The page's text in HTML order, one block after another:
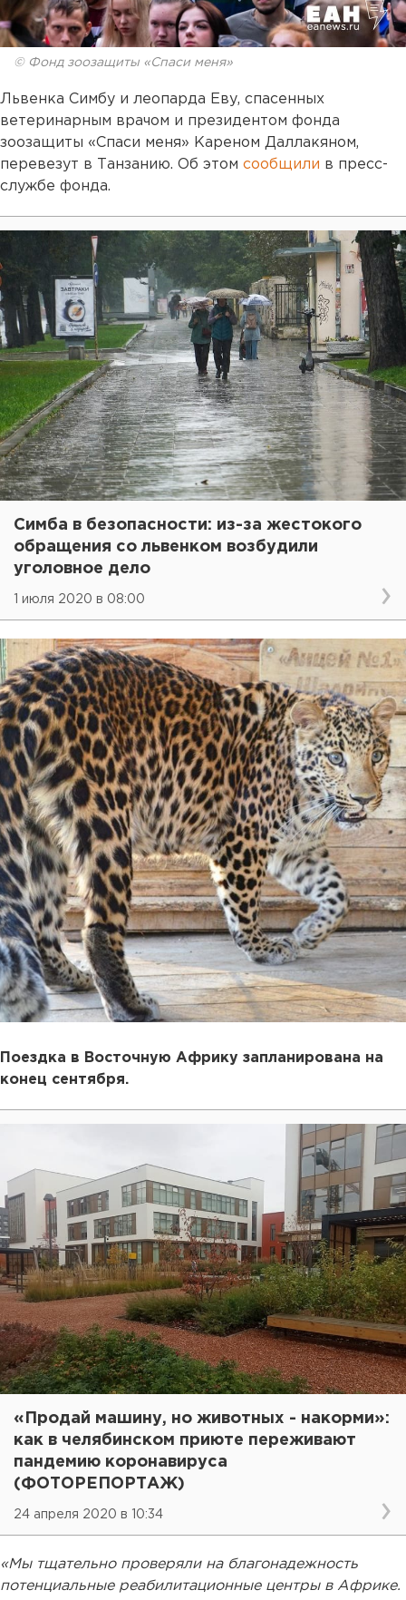
© Фонд зоозащиты «Спаси меня»
Львенка Симбу и леопарда Еву, спасенных
ветеринарным врачом и президентом фонда
зоозащиты «Спаси меня» Кареном Даллакяном,
перевезут в Танзанию. Об этом сообщили в пресс-
службе фонда.
Симба в безопасности: из-за жестокого
обращения со львенком возбудили
уголовное дело
1 июля 2020 в 08:00
Поездка в Восточную Африку запланирована на
конец сентября.
«Продай машину, но животных - накорми»:
как в челябинском приюте переживают
пандемию коронавируса
(ФОТОРЕПОРТАЖ)
24 апреля 2020 в 10:34
«Мы тщательно проверяли на благонадежность
потенциальные реабилитационные центры в Африке.